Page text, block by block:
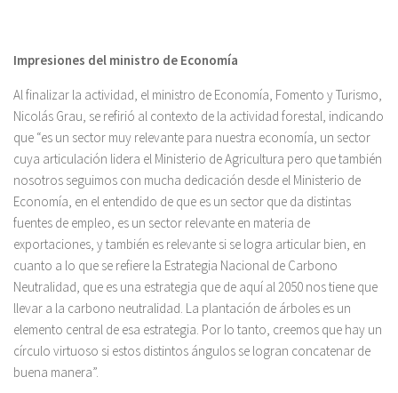
Impresiones del ministro de Economía
Al finalizar la actividad, el ministro de Economía, Fomento y Turismo,
Nicolás Grau, se refirió al contexto de la actividad forestal, indicando
que “es un sector muy relevante para nuestra economía, un sector
cuya articulación lidera el Ministerio de Agricultura pero que también
nosotros seguimos con mucha dedicación desde el Ministerio de
Economía, en el entendido de que es un sector que da distintas
fuentes de empleo, es un sector relevante en materia de
exportaciones, y también es relevante si se logra articular bien, en
cuanto a lo que se refiere la Estrategia Nacional de Carbono
Neutralidad, que es una estrategia que de aquí al 2050 nos tiene que
llevar a la carbono neutralidad. La plantación de árboles es un
elemento central de esa estrategia. Por lo tanto, creemos que hay un
círculo virtuoso si estos distintos ángulos se logran concatenar de
buena manera”.